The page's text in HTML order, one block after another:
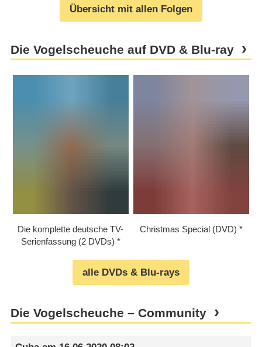
Übersicht mit allen Folgen
Die Vogelscheuche auf DVD & Blu-ray
Die komplette deutsche TV-
Serienfassung (2 DVDs)
Christmas Special (DVD)
alle DVDs & Blu-rays
Die Vogelscheuche – Community